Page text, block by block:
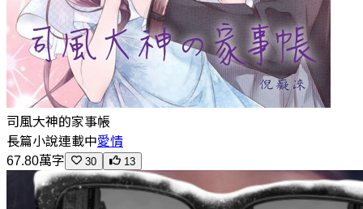
司風大神的家事帳
長篇小說連載中愛情
67.80萬字
30 13